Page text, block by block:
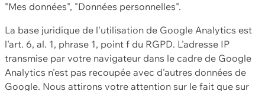
"Mes données", "Données personnelles".
La base juridique de l'utilisation de Google Analytics est
l'art. 6, al. 1, phrase 1, point f du RGPD. L'adresse IP
transmise par votre navigateur dans le cadre de Google
Analytics n'est pas recoupée avec d'autres données de
Google. Nous attirons votre attention sur le fait que sur